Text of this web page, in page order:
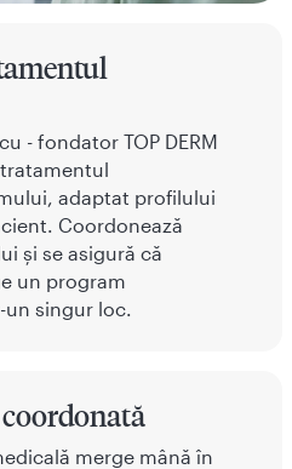
- fondator TOP DERM
adaptat profilului
Coordonează
și se asigură că
un program
singur loc.
merge mână în